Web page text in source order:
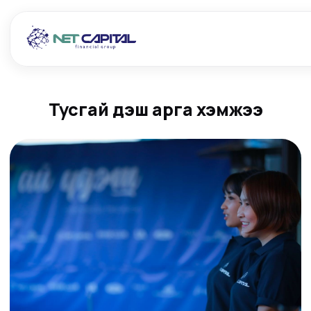
Тусгай үдэш арга хэмжээ